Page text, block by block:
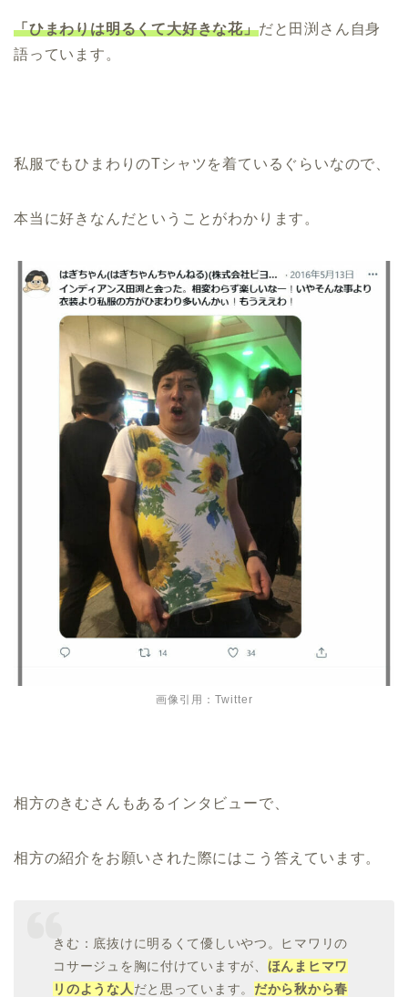
「ひまわりは明るくて大好きな花」だと田渕さん自身
語っています。
私服でもひまわりのTシャツを着ているぐらいなので、
本当に好きなんだということがわかります。
画像引用：Twitter
相方のきむさんもあるインタビューで、
相方の紹介をお願いされた際にはこう答えています。
きむ：底抜けに明るくて優しいやつ。ヒマワリの
コサージュを胸に付けていますが、 ほんまヒマワ
リのような人 だと思っています。 だから秋から春